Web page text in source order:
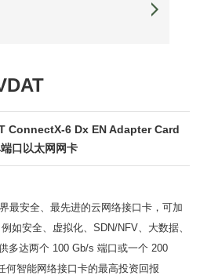
ConnectX-6 Dx EN Adapter Card
口以太网网卡
最安全、最先进的云网络接口卡，可加
如安全、虚拟化、SDN/NFV、大数据、
多达两个 100 Gb/s 端口或一个 200
何智能网络接口卡的最高投资回报